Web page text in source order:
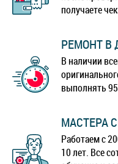
получаете
РЕМОНТ В
В наличии
выполнять
МАСТЕРА
Работаем с
10 лет. Все